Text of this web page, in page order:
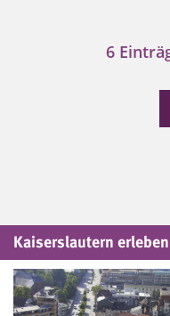
6
Kaiserslautern erleben